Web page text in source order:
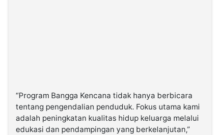
“Program Bangga Kencana tidak hanya berbicara
tentang pengendalian penduduk. Fokus utama kami
adalah peningkatan kualitas hidup keluarga melalui
edukasi dan pendampingan yang berkelanjutan,”